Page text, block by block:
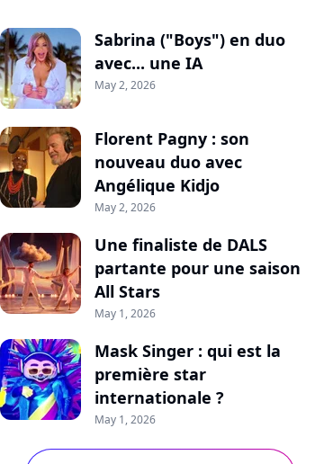
Sabrina ("Boys") en duo
avec... une IA
May 2, 2026
Florent Pagny : son
nouveau duo avec
Angélique Kidjo
May 2, 2026
Une finaliste de DALS
partante pour une saison
All Stars
May 1, 2026
Mask Singer : qui est la
première star
internationale ?
May 1, 2026